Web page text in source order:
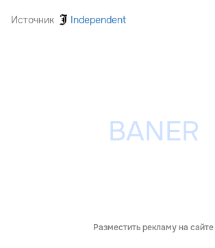
Источник Independent
Разместить рекламу на сайте